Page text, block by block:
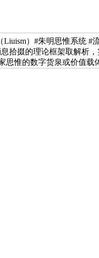
Liuism）#朱明思惟系统
拾掇的理论框架取解析
思惟的数字货泉或价值载